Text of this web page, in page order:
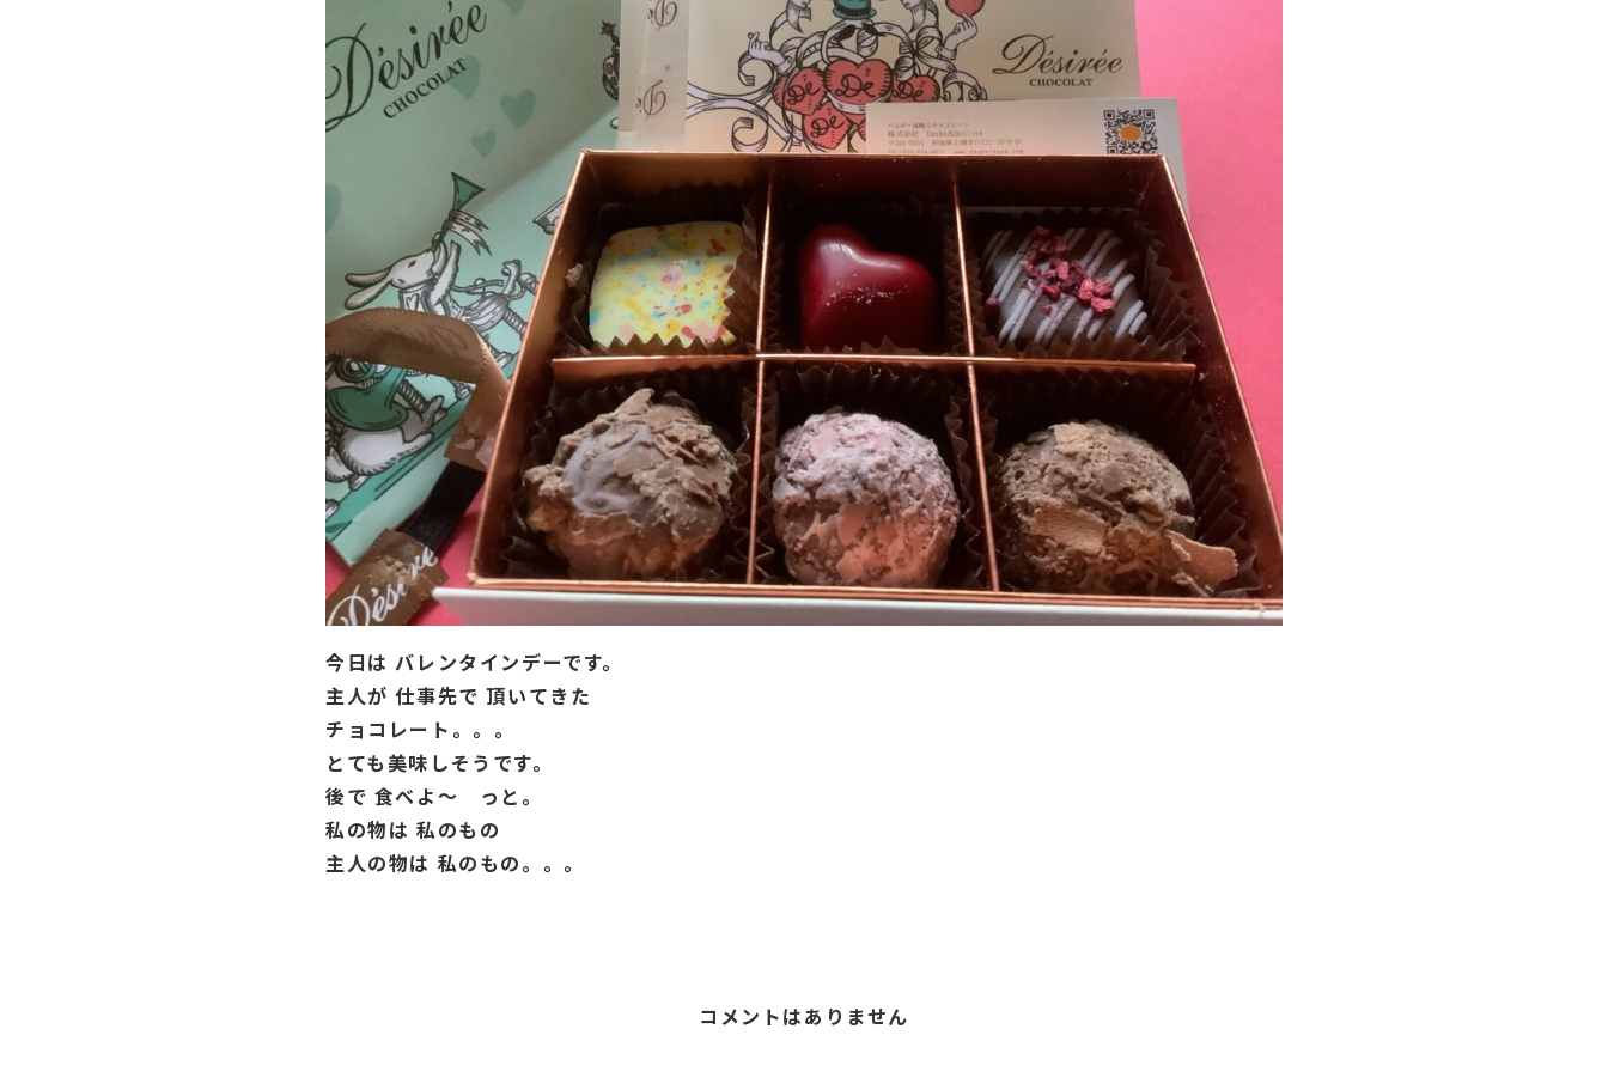
今日は バレンタインデーです。
主人が 仕事先で 頂いてきた
チョコレート。。。
とても美味しそうです。
後で 食べよ〜 っと。
私の物は 私のもの
主人の物は 私のもの。。。
コメントはありません